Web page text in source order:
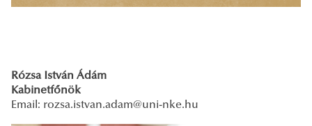
Rózsa István Ádám
Kabinetfőnök
Email: rozsa.istvan.adam@uni-nke.hu